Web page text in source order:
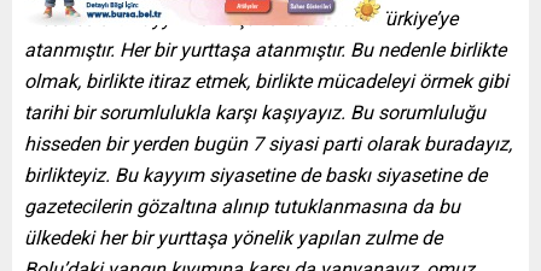
meselesidir. Kayyım Siirt şahsında bütün Türkiye’ye
atanmıştır. Her bir yurttaşa atanmıştır. Bu nedenle birlikte
olmak, birlikte itiraz etmek, birlikte mücadeleyi örmek gibi
tarihi bir sorumlulukla karşı kaşıyayız. Bu sorumluluğu
hisseden bir yerden bugün 7 siyasi parti olarak buradayız,
birlikteyiz. Bu kayyım siyasetine de baskı siyasetine de
gazetecilerin gözaltına alınıp tutuklanmasına da bu
ülkedeki her bir yurttaşa yönelik yapılan zulme de